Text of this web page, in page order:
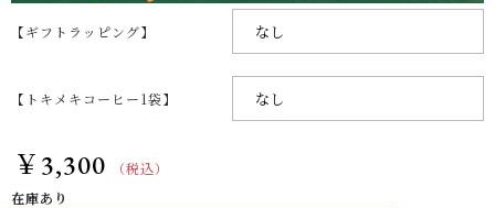
【ギフトラッピング】
【トキメキコーヒー1袋】
￥3,300
（税込）
在庫あり